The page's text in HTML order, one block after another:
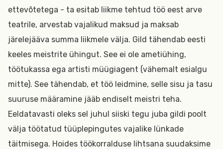
ettevõtetega - ta esitab liikme tehtud töö eest arve
teatrile, arvestab vajalikud maksud ja maksab
järelejääva summa liikmele välja. Gild tähendab eesti
keeles meistrite ühingut. See ei ole ametiühing,
töötukassa ega artisti müügiagent (vähemalt esialgu
mitte). See tähendab, et töö leidmine, selle sisu ja tasu
suuruse määramine jääb endiselt meistri teha.
Eeldatavasti oleks sel juhul siiski tegu juba gildi poolt
välja töötatud tüüplepingutes vajalike lünkade
täitmisega. Hoides töökorralduse lihtsana suudaksime